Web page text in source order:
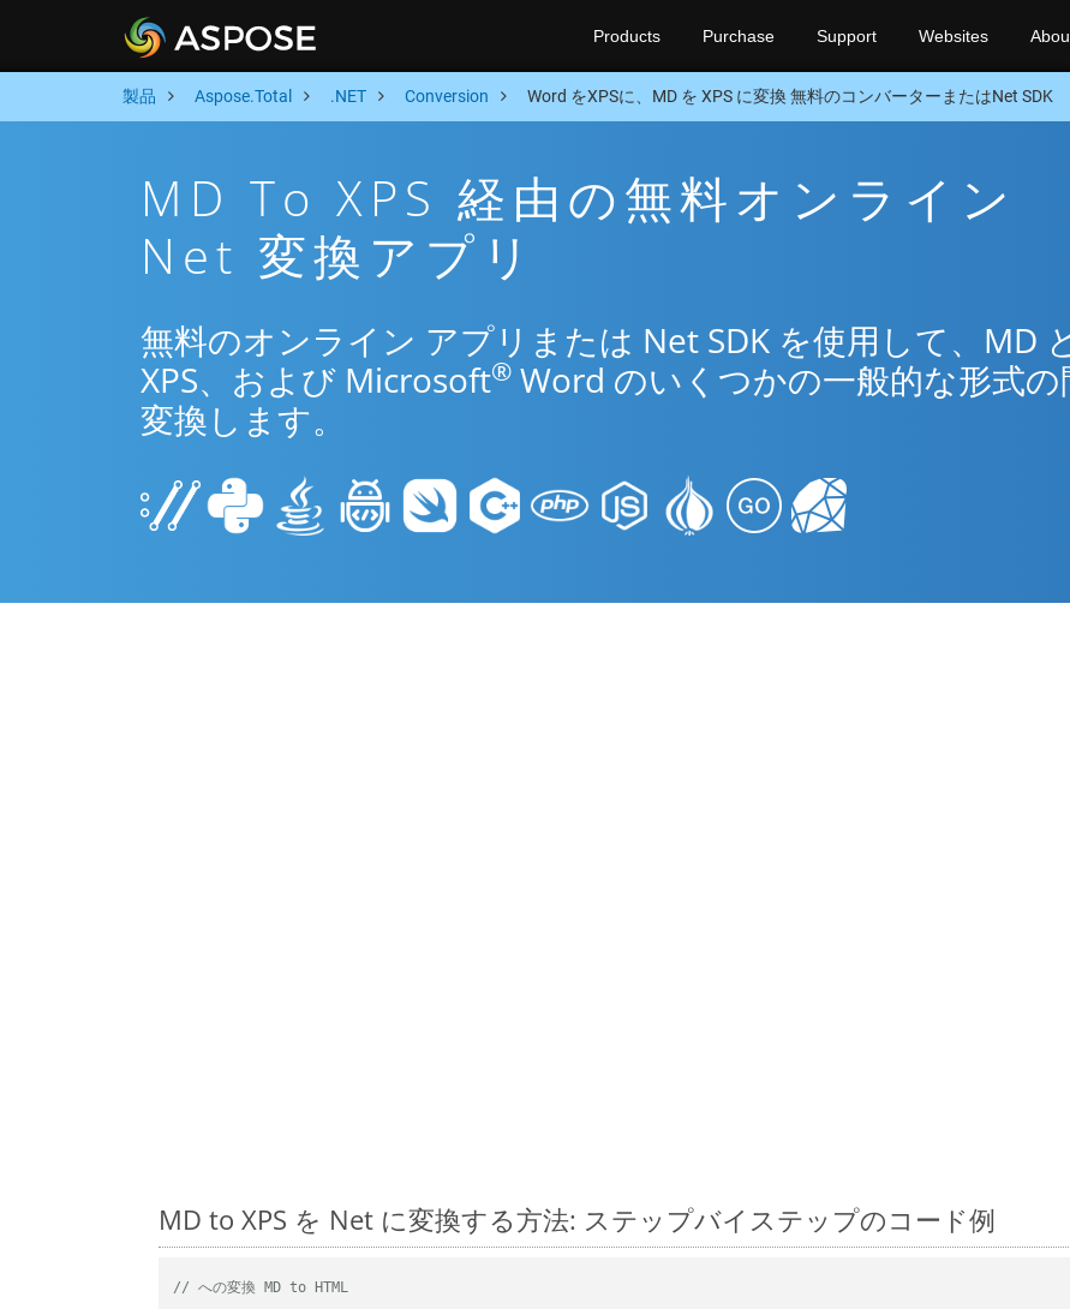
Products Purchase Support Websites
製品 Aspose.Total .NET Conversion Word をXPSに、MD を XPS に変換 無料のコンバーターまたはNet SDK
MD To XPS 経由の無料オンライン
Net 変換アプリ
無料のオンライン アプリまたは Net SDK を使用して、MD
XPS、および Microsoft® Word のいくつかの一般的な形式の
変換します。
MD to XPS を Net に変換する方法: ステップバイステップのコード例
// への変換 MD to HTML